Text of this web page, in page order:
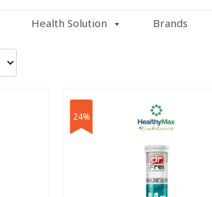
Health Solution Brands
24%